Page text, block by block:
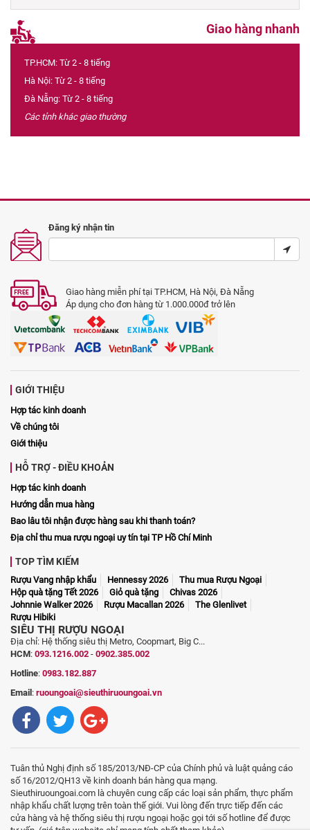
Giao hàng nhanh
TP.HCM: Từ 2 - 8 tiếng
Hà Nội: Từ 2 - 8 tiếng
Đà Nẵng: Từ 2 - 8 tiếng
Các tỉnh khác giao thường
Đăng ký nhận tin
Giao hàng miễn phí tại TP.HCM, Hà Nội, Đà Nẵng
Áp dụng cho đơn hàng từ 1.000.000đ trở lên
GIỚI THIỆU
Hợp tác kinh doanh
Về chúng tôi
Giới thiệu
HỖ TRỢ - ĐIỀU KHOẢN
Hợp tác kinh doanh
Hướng dẫn mua hàng
Bao lâu tôi nhận được hàng sau khi thanh toán?
Địa chỉ thu mua rượu ngoại uy tín tại TP Hồ Chí Minh
TOP TÌM KIẾM
Rượu Vang nhập khẩu Hennessy 2026
Thu mua Rượu Ngoại
Hộp quà tặng Tết 2026
Giỏ quà tặng
Chivas 2026
Johnnie Walker 2026
Rượu Macallan 2026
The Glenlivet
Rượu Hibiki
SIÊU THỊ RƯỢU NGOẠI
Địa chỉ: Hệ thống siêu thị Metro, Coopmart, Big C...
HCM: 093.1216.002 - 0902.385.002
Hotline: 0983.182.887
Email: ruoungoai@sieuthiruoungoai.vn
Tuân thủ Nghị định số 185/2013/NĐ-CP của Chính phủ và luật quảng cáo
số 16/2012/QH13 về kinh doanh bán hàng qua mạng.
Sieuthiruoungoai.com là chuyên cung cấp các loại sản phẩm, thực phẩm
nhập khẩu chất lượng trên toàn thế giới. Vui lòng đến trực tiếp đến các
cửa hàng và hệ thống siêu thị rượu ngoại hoặc gọi tới số hotline để được